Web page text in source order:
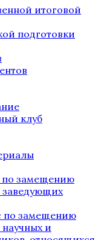
итоговой
подготовки
клуб
по замещению
заведующих
по замещению
и